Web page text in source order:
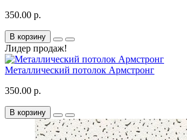
350.00 р.
В корзину
Лидер продаж!
Металлический потолок Армстронг
350.00 р.
В корзину